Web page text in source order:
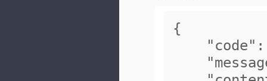
{